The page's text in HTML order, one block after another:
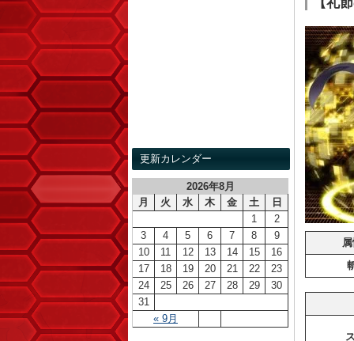
更新カレンダー
2026年8月
月
火 水 木 金 土 日
« 9月
1
2
3
4 5 6 7 8
9
10
11 12 13 14 15
16
17
18 19 20 21 22
23
24
25 26 27 28 29
30
31